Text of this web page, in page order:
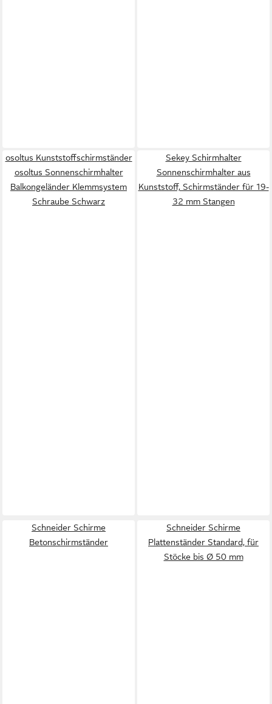
osoltus Kunststoffschirmständer
osoltus Sonnenschirmhalter
Balkongeländer Klemmsystem
Schraube Schwarz
Sekey Schirmhalter
Sonnenschirmhalter aus
Kunststoff, Schirmständer für 19-
32 mm Stangen
Schneider Schirme
Betonschirmständer
Schneider Schirme
Plattenständer Standard, für
Stöcke bis Ø 50 mm